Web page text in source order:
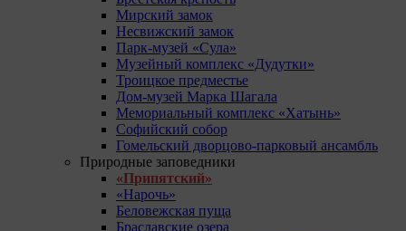
Мирский замок
Несвижский замок
Парк-музей «Сула»
Музейный комплекс «Дудутки»
Троицкое предместье
Дом-музей Марка Шагала
Мемориальный комплекс «Хатынь»
Софийский собор
Гомельский дворцово-парковый ансамбль
Природные заповедники
«Припятский»
«Нарочь»
Беловежская пуща
Браславские озера